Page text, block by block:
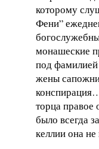
которому
Фени”
монашеские
под
жены
торца
было всегда
келлии она